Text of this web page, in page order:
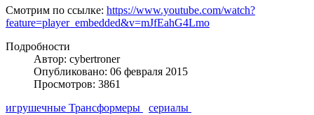
Смотрим по ссылке: https://www.youtube.com/watch?
feature=player_embedded&v=mJfEahG4Lmo
Подробности
Автор: cybertroner
Опубликовано: 06 февраля 2015
Просмотров: 3861
игрушечные Трансформеры
сериалы